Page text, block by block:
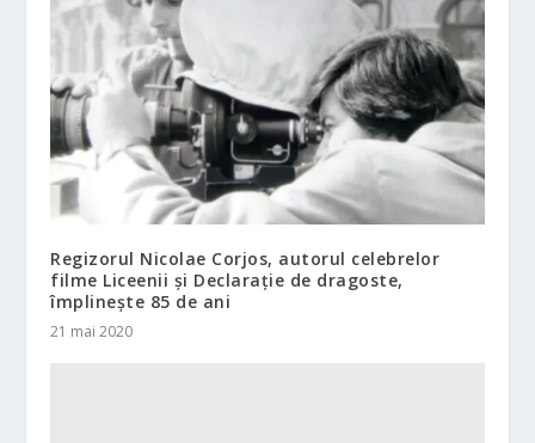
Regizorul Nicolae Corjos, autorul celebrelor
filme Liceenii şi Declaraţie de dragoste,
împlineşte 85 de ani
21 mai 2020